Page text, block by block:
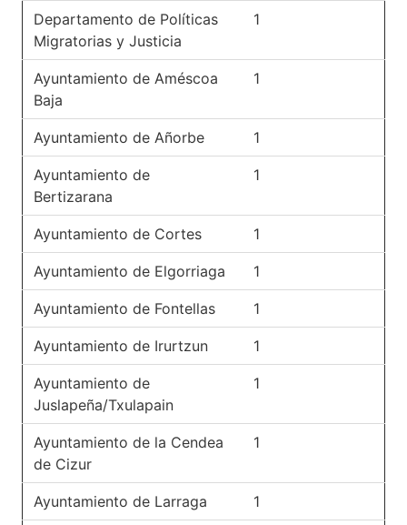
Departamento de Políticas
Migratorias y Justicia
1
Ayuntamiento de Améscoa
Baja
1
Ayuntamiento de Añorbe 1
Ayuntamiento de
Bertizarana
1
Ayuntamiento de Cortes 1
Ayuntamiento de Elgorriaga 1
Ayuntamiento de Fontellas 1
Ayuntamiento de Irurtzun 1
Ayuntamiento de
Juslapeña/Txulapain
1
Ayuntamiento de la Cendea
de Cizur
1
Ayuntamiento de Larraga 1